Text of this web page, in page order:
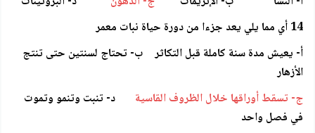
14 أي مما يلي يعد جزءا من دورة حياة نبات معمر
أ- يعيش مدة سنة كاملة قبل التكاثر ب- تحتاج لسنتين حتى تنتج
الأزهار
ج- تسقط أوراقها خلال الظروف القاسية د- تنبت وتنمو وتموت
في فصل واحد